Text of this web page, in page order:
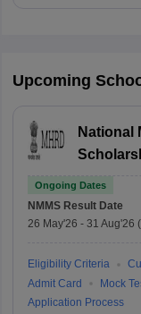
Upcoming
National
Ongoing Dates
NMMS Result Date
26 May'26 - 31 Aug'26
Eligibility Criteria
Admit Card
Mock
Application Process